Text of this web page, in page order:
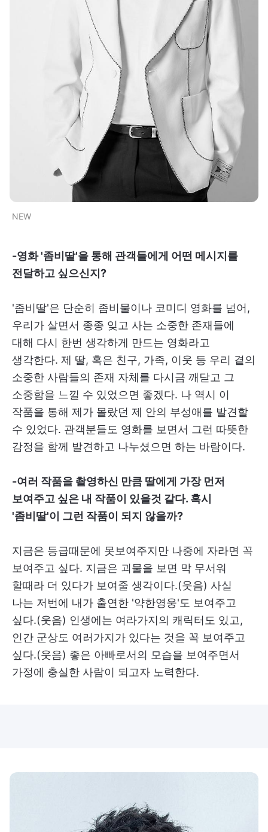
NEW
-영화 '좀비딸'을 통해 관객들에게 어떤 메시지를
전달하고 싶으신지?
'좀비딸'은 단순히 좀비물이나 코미디 영화를 넘어,
우리가 살면서 종종 잊고 사는 소중한 존재들에
대해 다시 한번 생각하게 만드는 영화라고
생각한다. 제 딸, 혹은 친구, 가족, 이웃 등 우리 곁의
소중한 사람들의 존재 자체를 다시금 깨닫고 그
소중함을 느낄 수 있었으면 좋겠다. 나 역시 이
작품을 통해 제가 몰랐던 제 안의 부성애를 발견할
수 있었다. 관객분들도 영화를 보면서 그런 따뜻한
감정을 함께 발견하고 나누셨으면 하는 바람이다.
-여러 작품을 촬영하신 만큼 딸에게 가장 먼저
보여주고 싶은 내 작품이 있을것 같다. 혹시
'좀비딸'이 그런 작품이 되지 않을까?
지금은 등급때문에 못보여주지만 나중에 자라면 꼭
보여주고 싶다. 지금은 괴물을 보면 막 무서워
할때라 더 있다가 보여줄 생각이다.(웃음) 사실
나는 저번에 내가 출연한 '약한영웅'도 보여주고
싶다.(웃음) 인생에는 여라가지의 캐릭터도 있고,
인간 군상도 여러가지가 있다는 것을 꼭 보여주고
싶다.(웃음) 좋은 아빠로서의 모습을 보여주면서
가정에 충실한 사람이 되고자 노력한다.